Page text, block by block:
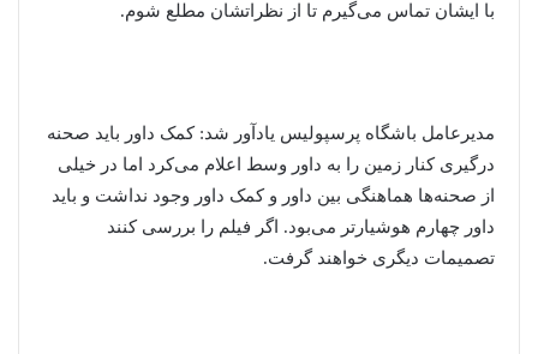
با ایشان تماس می‌گیرم تا از نظراتشان مطلع شوم.
مدیرعامل باشگاه پرسپولیس یادآور شد: کمک داور باید صحنه
درگیری کنار زمین را به داور وسط اعلام می‌کرد اما در خیلی
از صحنه‌ها هماهنگی بین داور و کمک داور وجود نداشت و باید
داور چهارم هوشیارتر می‌بود. اگر فیلم را بررسی کنند
تصمیمات دیگری خواهند گرفت.